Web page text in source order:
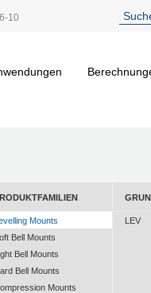
10
Mounts
Bell Mounts
Bell Mounts
Bell Mounts
Mounts
LEV